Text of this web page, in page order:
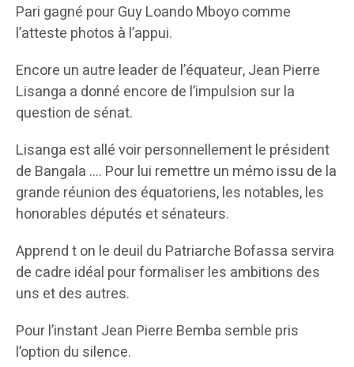
Pari gagné pour Guy Loando Mboyo comme
l’atteste photos à l’appui.
Encore un autre leader de l’équateur, Jean Pierre
Lisanga a donné encore de l’impulsion sur la
question de sénat.
Lisanga est allé voir personnellement le président
de Bangala …. Pour lui remettre un mémo issu de la
grande réunion des équatoriens, les notables, les
honorables députés et sénateurs.
Apprend t on le deuil du Patriarche Bofassa servira
de cadre idéal pour formaliser les ambitions des
uns et des autres.
Pour l’instant Jean Pierre Bemba semble pris
l’option du silence.